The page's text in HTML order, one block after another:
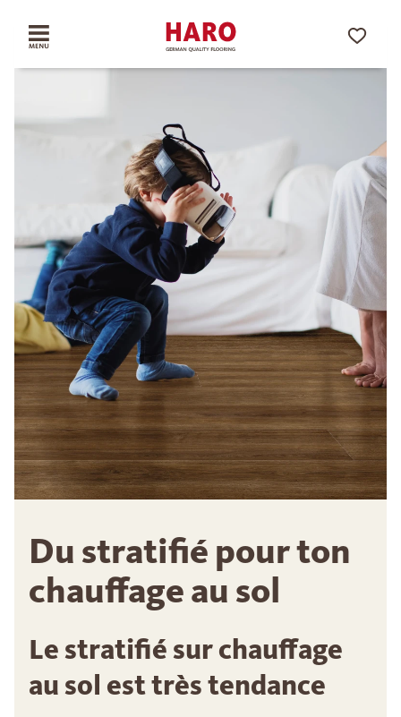
Du stratifié pour ton
chauffage au sol
Le stratifié sur chauffage
au sol est très tendance